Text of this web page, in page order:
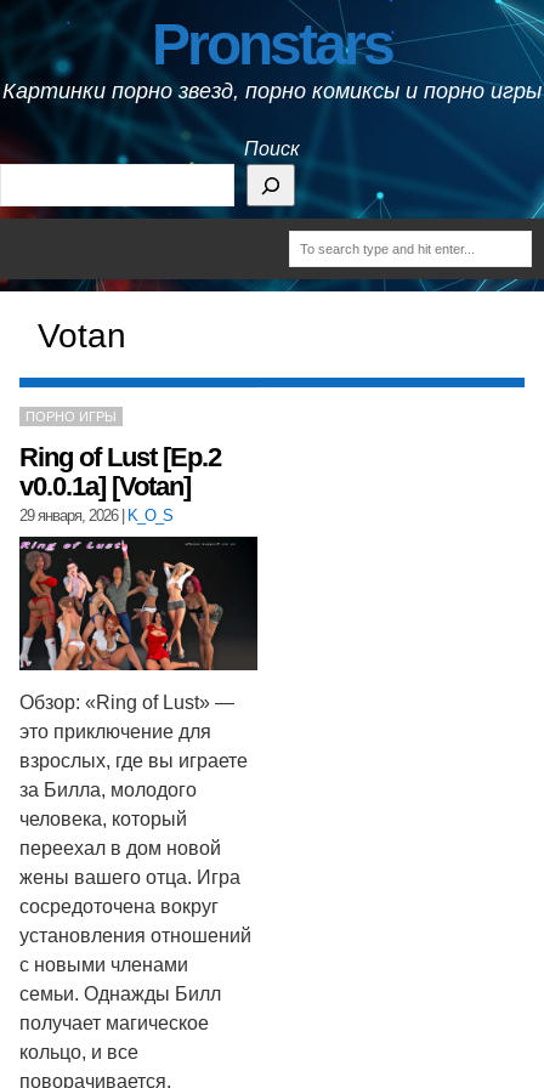
Pronstars
Картинки порно звезд, порно комиксы и порно игры
Поиск
Votan
ПОРНО ИГРЫ
Ring of Lust [Ep.2
v0.0.1a] [Votan]
29 января, 2026| K_O_S
Обзор: «Ring of Lust» —
это приключение для
взрослых, где вы играете
за Билла, молодого
человека, который
переехал в дом новой
жены вашего отца. Игра
сосредоточена вокруг
установления отношений
с новыми членами
семьи. Однажды Билл
получает магическое
кольцо, и все
поворачивается.